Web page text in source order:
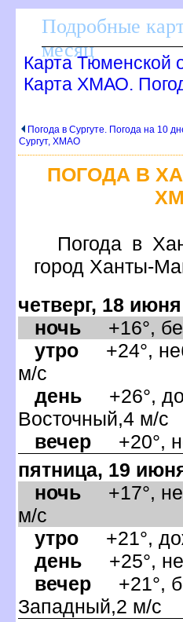
Подробные
месяц
Карта Тюменской
Карта ХМАО.
Погода в Сургуте. Погода на 10
Сургут, ХМАО
ПОГОДА В
Погода в
ород Ханты-
четверг, 18 июня
ночь +16°,
утро +24°,
м/с
день +26°,
осточный,4 м/с
ечер +20°,
пятница, 19
ночь +17°,
м/с
утро +21°,
день +25°,
ечер +21°,
Западный,2 м/с